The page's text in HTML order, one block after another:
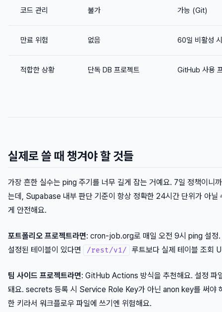
코드 관리 불가 가능 (Git)
만료 위험 없음 60일 비활성
적합한 상황 단독 DB 프로젝트 GitHub 사용
실제로 쓸 때 챙겨야 할 것들
가장 흔한 실수는 ping 주기를 너무 길게 잡는 거예요. 7일 정책이니
는데, Supabase 내부 판단 기준이 항상 정확한 24시간 단위가 아닐
게 안전해요.
포트폴리오 프로젝트라면: cron-job.org로 매일 오전 9시 ping 설정.
설정된 테이블이 있다면
/rest/v1/ 루트보다 실제 테이블 조회
팀 사이드 프로젝트라면: GitHub Actions 방식을 추천해요. 설정 파
돼요. secrets 등록 시 Service Role Key가 아닌 anon key를 써야
한 키라서 워크플로우 파일에 쓰기엔 위험해요.